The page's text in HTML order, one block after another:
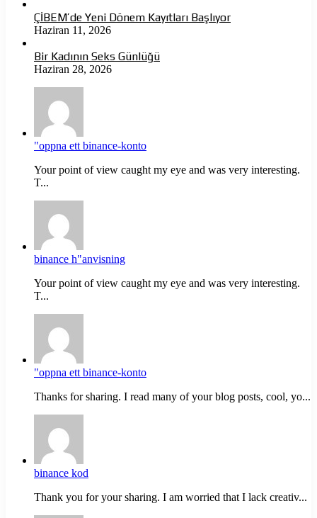
ÇİBEM’de Yeni Dönem Kayıtları Başlıyor
Haziran 11, 2026
Bir Kadının Seks Günlüğü
Haziran 28, 2026
"oppna ett binance-konto
Your point of view caught my eye and was very interesting.
T...
binance h"anvisning
Your point of view caught my eye and was very interesting.
T...
"oppna ett binance-konto
Thanks for sharing. I read many of your blog posts, cool, yo...
binance kod
Thank you for your sharing. I am worried that I lack creativ...